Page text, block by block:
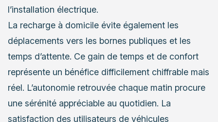
l’installation électrique.
La recharge à domicile évite également les
déplacements vers les bornes publiques et les
temps d’attente. Ce gain de temps et de confort
représente un bénéfice difficilement chiffrable mais
réel. L’autonomie retrouvée chaque matin procure
une sérénité appréciable au quotidien. La
satisfaction des utilisateurs de véhicules